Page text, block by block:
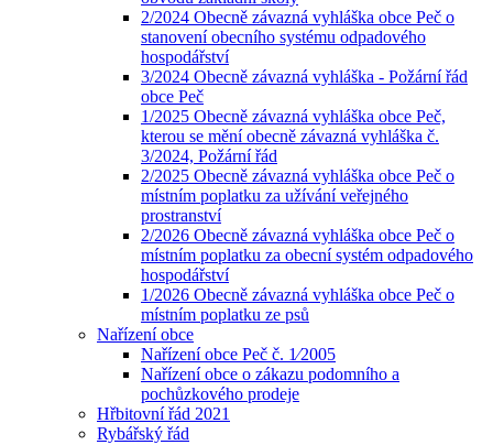
2/2024 Obecně závazná vyhláška obce Peč o
stanovení obecního systému odpadového
hospodářství
3/2024 Obecně závazná vyhláška - Požární řád
obce Peč
1/2025 Obecně závazná vyhláška obce Peč,
kterou se mění obecně závazná vyhláška č.
3/2024, Požární řád
2/2025 Obecně závazná vyhláška obce Peč o
místním poplatku za užívání veřejného
prostranství
2/2026 Obecně závazná vyhláška obce Peč o
místním poplatku za obecní systém odpadového
hospodářství
1/2026 Obecně závazná vyhláška obce Peč o
místním poplatku ze psů
Nařízení obce
Nařízení obce Peč č. 1⁄2005
Nařízení obce o zákazu podomního a
pochůzkového prodeje
Hřbitovní řád 2021
Rybářský řád